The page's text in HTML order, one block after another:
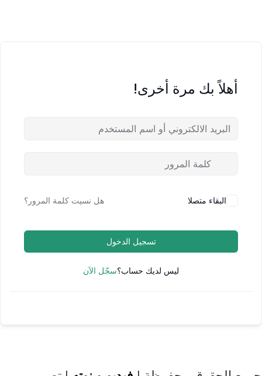
أهلاً بك مرة أخرى!
البقاء متصلا هل نسيت كلمة المرور؟
تسجيل الدخول
ليس لديك حساب؟سجّل الآن